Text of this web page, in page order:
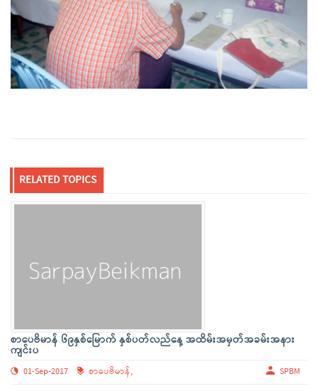
RELATED TOPICS
စာပေဗိမာန် ၆၉နှစ်မြောက် နှစ်ပတ်လည်နေ့ အထိမ်းအမှတ်အခမ်းအနား
ကျင်းပ
01-Sep-2017 စာပေဗိမာန်, SPBM